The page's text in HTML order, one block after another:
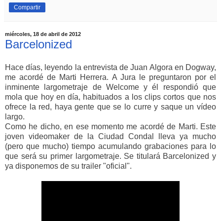
Compartir
miércoles, 18 de abril de 2012
Barcelonized
Hace días, leyendo la entrevista de Juan Algora en Dogway,
me acordé de Marti Herrera. A Jura le preguntaron por el
inminente largometraje de Welcome y él respondió que
mola que hoy en día, habituados a los clips cortos que nos
ofrece la red, haya gente que se lo curre y saque un vídeo
largo.
Como he dicho, en ese momento me acordé de Marti. Este
joven videomaker de la Ciudad Condal lleva ya mucho
(pero que mucho) tiempo acumulando grabaciones para lo
que será su primer largometraje. Se titulará Barcelonized y
ya disponemos de su trailer "oficial".